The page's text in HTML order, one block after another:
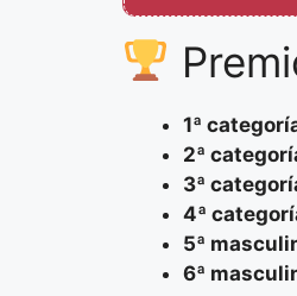
1ª
2ª
3ª
4ª
5ª
6ª